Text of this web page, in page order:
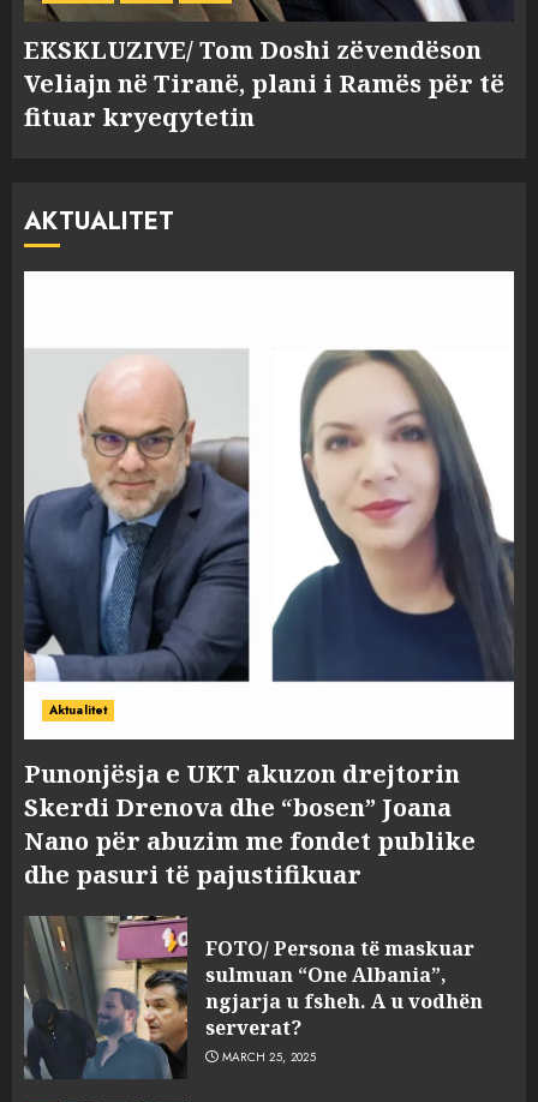
EKSKLUZIVE/ Tom Doshi zëvendëson
Veliajn në Tiranë, plani i Ramës për të
fituar kryeqytetin
AKTUALITET
Aktualitet
Punonjësja e UKT akuzon drejtorin
Skerdi Drenova dhe “bosen” Joana
Nano për abuzim me fondet publike
dhe pasuri të pajustifikuar
FOTO/ Persona të maskuar
sulmuan “One Albania”,
ngjarja u fsheh. A u vodhën
serverat?
MARCH 25, 2025